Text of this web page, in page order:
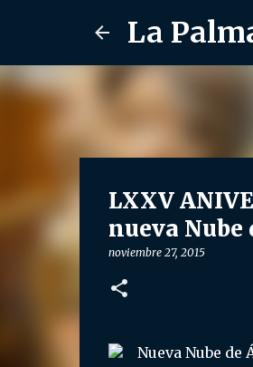
La
LXXV
nueva Nube
noviembre 27, 2015
Nueva Nube